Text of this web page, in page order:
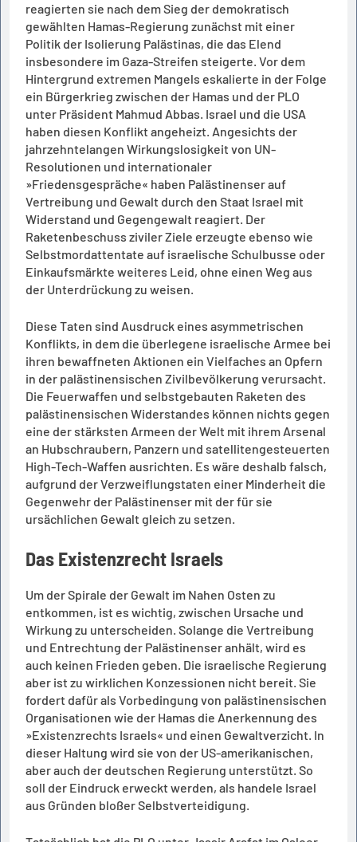
reagierten sie nach dem Sieg der demokratisch
gewählten Hamas-Regierung zunächst mit einer
Politik der Isolierung Palästinas, die das Elend
insbesondere im Gaza-Streifen steigerte. Vor dem
Hintergrund extremen Mangels eskalierte in der Folge
ein Bürgerkrieg zwischen der Hamas und der PLO
unter Präsident Mahmud Abbas. Israel und die USA
haben diesen Konflikt angeheizt. Angesichts der
jahrzehntelangen Wirkungslosigkeit von UN-
Resolutionen und internationaler
»Friedensgespräche« haben Palästinenser auf
Vertreibung und Gewalt durch den Staat Israel mit
Widerstand und Gegengewalt reagiert. Der
Raketenbeschuss ziviler Ziele erzeugte ebenso wie
Selbstmordattentate auf israelische Schulbusse oder
Einkaufsmärkte weiteres Leid, ohne einen Weg aus
der Unterdrückung zu weisen.
Diese Taten sind Ausdruck eines asymmetrischen
Konflikts, in dem die überlegene israelische Armee bei
ihren bewaffneten Aktionen ein Vielfaches an Opfern
in der palästinensischen Zivilbevölkerung verursacht.
Die Feuerwaffen und selbstgebauten Raketen des
palästinensischen Widerstandes können nichts gegen
eine der stärksten Armeen der Welt mit ihrem Arsenal
an Hubschraubern, Panzern und satellitengesteuerten
High-Tech-Waffen ausrichten. Es wäre deshalb falsch,
aufgrund der Verzweiflungstaten einer Minderheit die
Gegenwehr der Palästinenser mit der für sie
ursächlichen Gewalt gleich zu setzen.
Das Existenzrecht Israels
Um der Spirale der Gewalt im Nahen Osten zu
entkommen, ist es wichtig, zwischen Ursache und
Wirkung zu unterscheiden. Solange die Vertreibung
und Entrechtung der Palästinenser anhält, wird es
auch keinen Frieden geben. Die israelische Regierung
aber ist zu wirklichen Konzessionen nicht bereit. Sie
fordert dafür als Vorbedingung von palästinensischen
Organisationen wie der Hamas die Anerkennung des
»Existenzrechts Israels« und einen Gewaltverzicht. In
dieser Haltung wird sie von der US-amerikanischen,
aber auch der deutschen Regierung unterstützt. So
soll der Eindruck erweckt werden, als handele Israel
aus Gründen bloßer Selbstverteidigung.